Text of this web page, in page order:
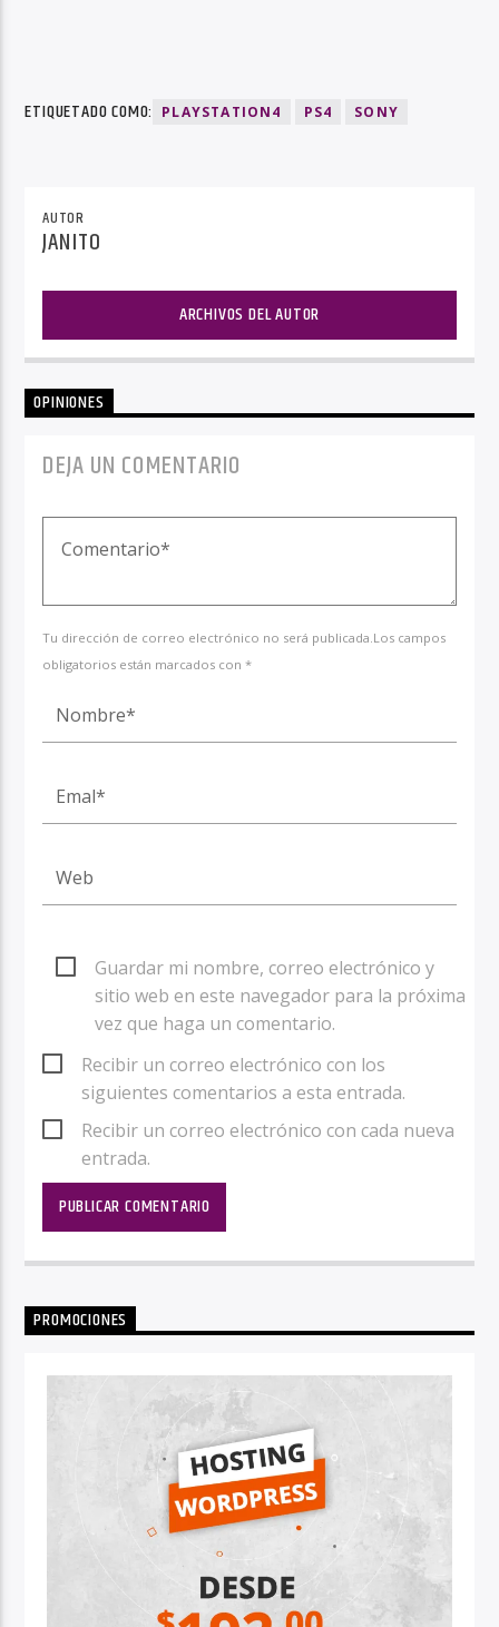
ETIQUETADO COMO: PLAYSTATION4 PS4 SONY
AUTOR
JANITO
ARCHIVOS DEL AUTOR
OPINIONES
DEJA UN COMENTARIO
Tu dirección de correo electrónico no será publicada.Los campos
obligatorios están marcados con *
Guardar mi nombre, correo electrónico y
sitio web en este navegador para la próxima
vez que haga un comentario.
Recibir un correo electrónico con los
siguientes comentarios a esta entrada.
Recibir un correo electrónico con cada nueva
entrada.
PROMOCIONES